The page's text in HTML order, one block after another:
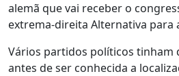
alemã que vai receber o
extrema-direita Alternativa para
Vários partidos políticos tinham
antes de ser conhecida a